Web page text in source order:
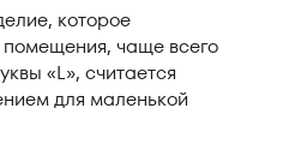
которое
помещения, чаще всего
«L», считается
для маленькой